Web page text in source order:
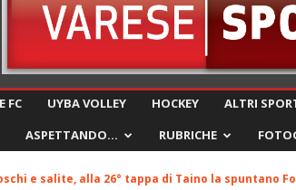
FC UYBA VOLLEY HOCKEY ALTRI
ASPETTANDO… RUBRICHE
e salite, alla 26° tappa di Taino la spuntano